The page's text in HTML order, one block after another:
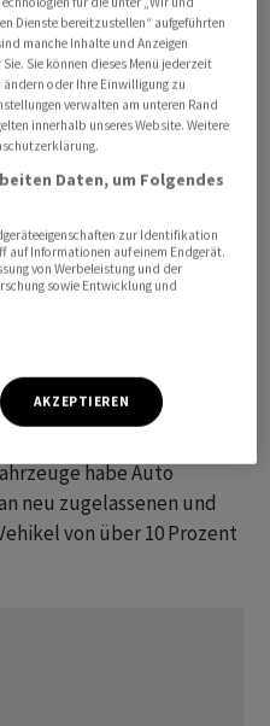
leichten und schweren
noch nicht von einer
werden: "In beiden
liegen wir
Vorkrisenniveau von
Christoph
von vor der Pandemie
bis zwei Jahren.
Nutzfahrzeugen häufig
gegenüber der
habe Auto
neu zugelassenen und
von über 10 Prozent
Dienste bereitzustellen“ aufgeführten
manche Inhalte und Anzeigen
Sie können dieses Menü jederzeit
oder Ihre Einwilligung zu
verwalten am unteren Rand
innerhalb unseres Website. Weitere
Daten, um Folgendes
zur Identifikation
auf Informationen auf einem Endgerät.
von Werbeleistung und der
sowie Entwicklung und
AKZEPTIEREN